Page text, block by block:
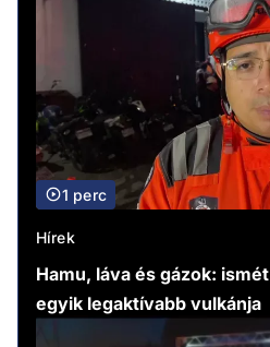
1 perc
Hírek
Hamu, láva és gázok:
egyik legaktívabb vulkánja